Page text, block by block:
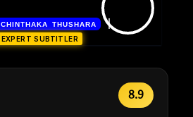
CHINTHAKA THUSHARA |
EXPERT SUBTITLER
8.9